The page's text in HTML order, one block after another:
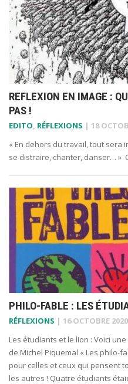
REFLEXION EN IMAGE :
PAS !
EDITO, RÉFLEXIONS | 18
« En dehors du travail, tout sera
se distraire, chanter, danser… »
PHILO-FABLE : LES
RÉFLEXIONS | 16 OCTOBRE 2020
Les étudiants et le lion : Voici
de Michel Piquemal « Les philo-
pour celles et ceux qui pensent
les autres ! Quatre étudiants